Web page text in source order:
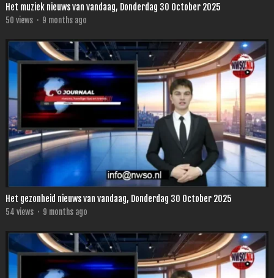
Het muziek nieuws van vandaag, Donderdag 30 October 2025
50 views · 9 months ago
Het gezonheid nieuws van vandaag, Donderdag 30 October 2025
54 views · 9 months ago